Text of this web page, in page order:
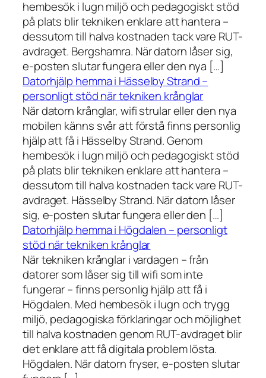
hembesök i lugn miljö och pedagogiskt stöd
på plats blir tekniken enklare att hantera –
dessutom till halva kostnaden tack vare RUT-
avdraget. Bergshamra. När datorn låser sig,
e-posten slutar fungera eller den nya […]
Datorhjälp hemma i Hässelby Strand –
personligt stöd när tekniken krånglar
När datorn krånglar, wifi strular eller den nya
mobilen känns svår att förstå finns personlig
hjälp att få i Hässelby Strand. Genom
hembesök i lugn miljö och pedagogiskt stöd
på plats blir tekniken enklare att hantera –
dessutom till halva kostnaden tack vare RUT-
avdraget. Hässelby Strand. När datorn låser
sig, e-posten slutar fungera eller den […]
Datorhjälp hemma i Högdalen – personligt
stöd när tekniken krånglar
När tekniken krånglar i vardagen – från
datorer som låser sig till wifi som inte
fungerar – finns personlig hjälp att få i
Högdalen. Med hembesök i lugn och trygg
miljö, pedagogiska förklaringar och möjlighet
till halva kostnaden genom RUT-avdraget blir
det enklare att få digitala problem lösta.
Högdalen. När datorn fryser, e-posten slutar